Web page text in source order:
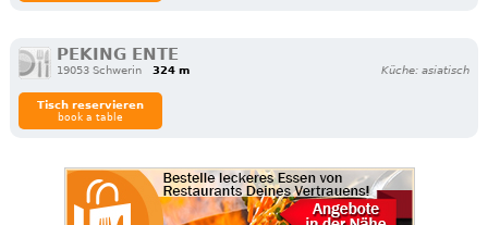
PEKING ENTE
19053 Schwerin 324 m Küche: asiatisch
Tisch reservieren
book a table